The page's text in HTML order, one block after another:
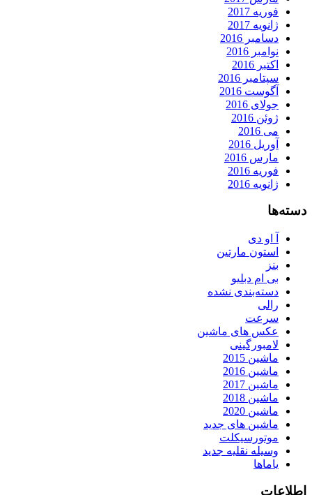
فوریه 2017
ژانویه 2017
دسامبر 2016
نوامبر 2016
اکتبر 2016
سپتامبر 2016
آگوست 2016
جولای 2016
ژوئن 2016
می 2016
آوریل 2016
مارس 2016
فوریه 2016
ژانویه 2016
دسته‌ها
آ او دی
استون مارتین
بنز
بی ام دبلیو
دسته‌بندی نشده
رالی
سرعت
عکس های ماشین
لامبورگینی
ماشین 2015
ماشین 2016
ماشین 2017
ماشین 2018
ماشین 2020
ماشین های جدید
موتورسیکلت
وسیله نقلیه جدید
یاماها
اطلاعات